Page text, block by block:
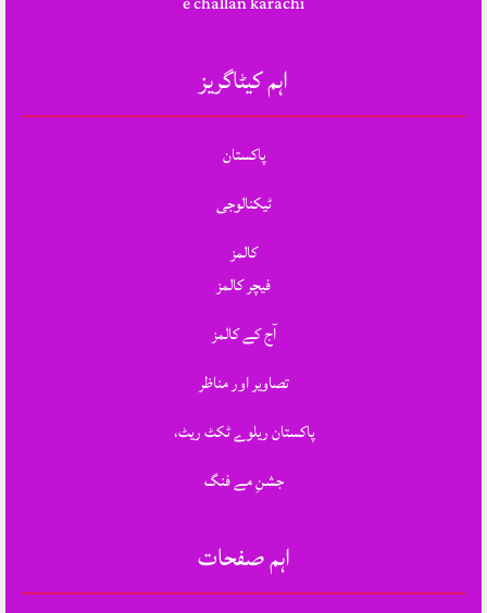
اہم کیٹاگریز
پاکستان
ٹیکنالوجی
کالمز
فیچر کالمز
آج کے کالمز
تصاویر اور مناظر
پاکستان ریلوے ٹکٹ ریٹ،
جشنِ مے فنگ
اہم صفحات